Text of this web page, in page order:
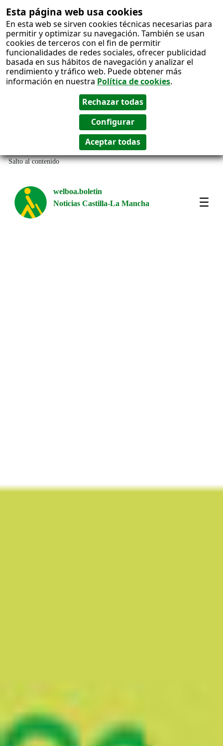
Esta página web usa cookies
En esta web se sirven cookies técnicas necesarias para
permitir y optimizar su navegación. También se usan
cookies de terceros con el fin de permitir
funcionalidades de redes sociales, ofrecer publicidad
basada en sus hábitos de navegación y analizar el
rendimiento y tráfico web. Puede obtener más
información en nuestra Política de cookies.
Salto al contenido
welboa.boletin
Noticias Castilla-La Mancha